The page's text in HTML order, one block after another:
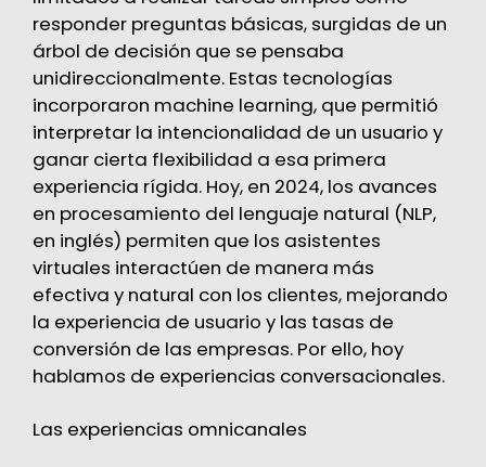
responder preguntas básicas, surgidas de un
árbol de decisión que se pensaba
unidireccionalmente. Estas tecnologías
incorporaron machine learning, que permitió
interpretar la intencionalidad de un usuario y
ganar cierta flexibilidad a esa primera
experiencia rígida. Hoy, en 2024, los avances
en procesamiento del lenguaje natural (NLP,
en inglés) permiten que los asistentes
virtuales interactúen de manera más
efectiva y natural con los clientes, mejorando
la experiencia de usuario y las tasas de
conversión de las empresas. Por ello, hoy
hablamos de experiencias conversacionales.
Las experiencias omnicanales